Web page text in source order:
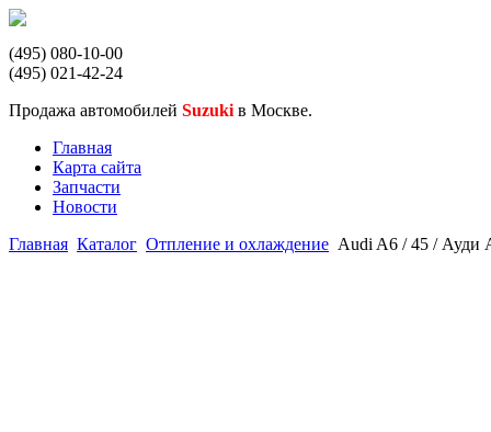
(495) 080-10-00
(495) 021-42-24
Продажа автомобилей Suzuki в Москве.
Главная
Карта сайта
Запчасти
Новости
Главная Каталог Отпление и охлаждение Audi A6 / 45 / Ауди